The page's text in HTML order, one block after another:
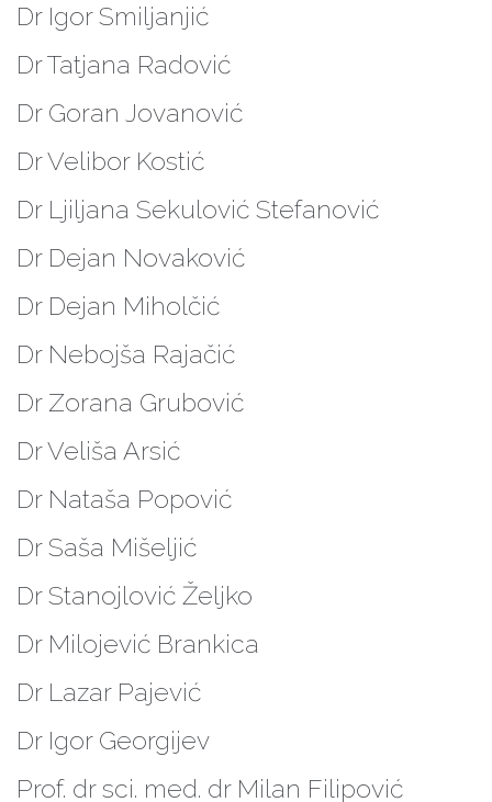
Dr Igor Smiljanjić
Dr Tatjana Radović
Dr Goran Jovanović
Dr Velibor Kostić
Dr Ljiljana Sekulović Stefanović
Dr Dejan Novaković
Dr Dejan Miholčić
Dr Nebojša Rajačić
Dr Zorana Grubović
Dr Veliša Arsić
Dr Nataša Popović
Dr Saša Mišeljić
Dr Stanojlović Željko
Dr Milojević Brankica
Dr Lazar Pajević
Dr Igor Georgijev
Prof. dr sci. med. dr Milan Filipović